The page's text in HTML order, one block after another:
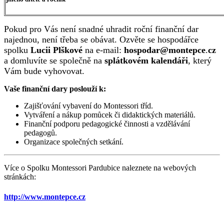
Pokud pro Vás není snadné uhradit roční finanční dar
najednou, není třeba se obávat. Ozvěte se hospodářce
spolku Lucii Plškové na e-mail: hospodar@montepce.cz
a domluvíte se společně na splátkovém kalendáři, který
Vám bude vyhovovat.
Vaše finanční dary poslouží k:
Zajišťování vybavení do Montessori tříd.
Vytváření a nákup pomůcek či didaktických materiálů.
Finanční podporu pedagogické činnosti a vzdělávání
pedagogů.
Organizace společných setkání.
Více o Spolku Montessori Pardubice naleznete na webových
stránkách:
http://www.montepce.cz